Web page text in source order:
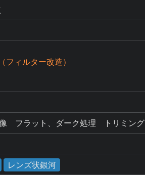
フィルター改造）
　フラット、ダーク処理　トリミング
レンズ状銀河